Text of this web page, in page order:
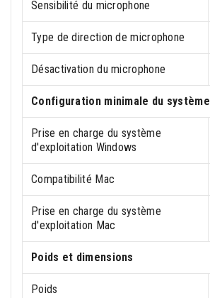
Sensibilité du microphone
Type de direction de microphone
Désactivation du microphone
Configuration minimale du système
Prise en charge du système
d'exploitation Windows
Compatibilité Mac
Prise en charge du système
d'exploitation Mac
Poids et dimensions
Poids